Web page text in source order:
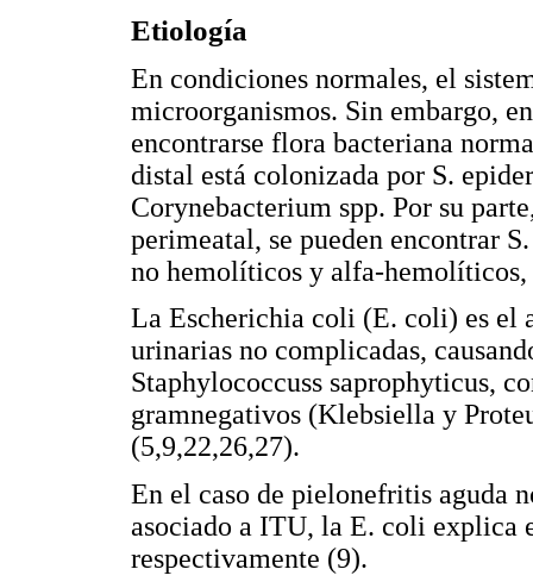
Etiología
En condiciones normales, el
microorganismos. Sin embargo,
encontrarse flora bacteriana
distal está colonizada por S.
Corynebacterium spp. Por su
perimeatal, se pueden encontrar
no hemolíticos y alfa-
La Escherichia coli (E. coli) es el
urinarias no complicadas,
Staphylococcuss saprophyticus,
gramnegativos (Klebsiella y
(5,9,22,26,27).
En el caso de pielonefritis aguda
asociado a ITU, la E. coli explica
respectivamente (9).